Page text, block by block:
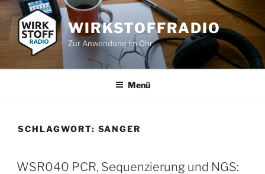
Zum
Inhalt
springen
WIRKSTOFFRADIO
Zur Anwendung im Ohr
Menü
SCHLAGWORT: SANGER
WSR040 PCR, Sequenzierung und NGS: